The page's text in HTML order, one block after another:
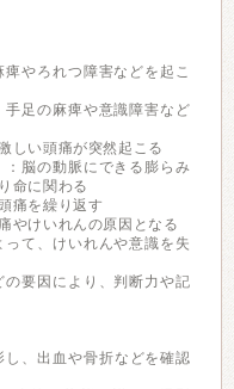
やろれつ障害などを起こ
手足の麻痺や意識障害など
しい頭痛が突然起こる
：脳の動脈にできる膨らみ
命に関わる
痛を繰り返す
やけいれんの原因となる
て、けいれんや意識を失
の要因により、判断力や記
し、出血や骨折などを確認